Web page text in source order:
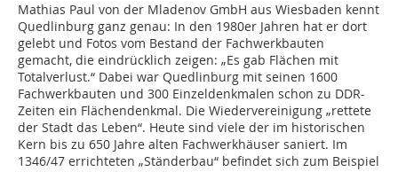
Mathias Paul von der Mladenov GmbH aus Wiesbaden kennt
Quedlinburg ganz genau: In den 1980er Jahren hat er dort
gelebt und Fotos vom Bestand der Fachwerkbauten
gemacht, die eindrücklich zeigen: „Es gab Flächen mit
Totalverlust.“ Dabei war Quedlinburg mit seinen 1600
Fachwerkbauten und 300 Einzeldenkmalen schon zu DDR-
Zeiten ein Flächendenkmal. Die Wiedervereinigung „rettete
der Stadt das Leben“. Heute sind viele der im historischen
Kern bis zu 650 Jahre alten Fachwerkhäuser saniert. Im
1346/47 errichteten „Ständerbau“ befindet sich zum Beispiel